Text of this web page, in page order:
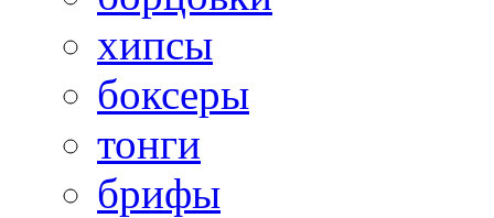
хипсы
боксеры
тонги
брифы